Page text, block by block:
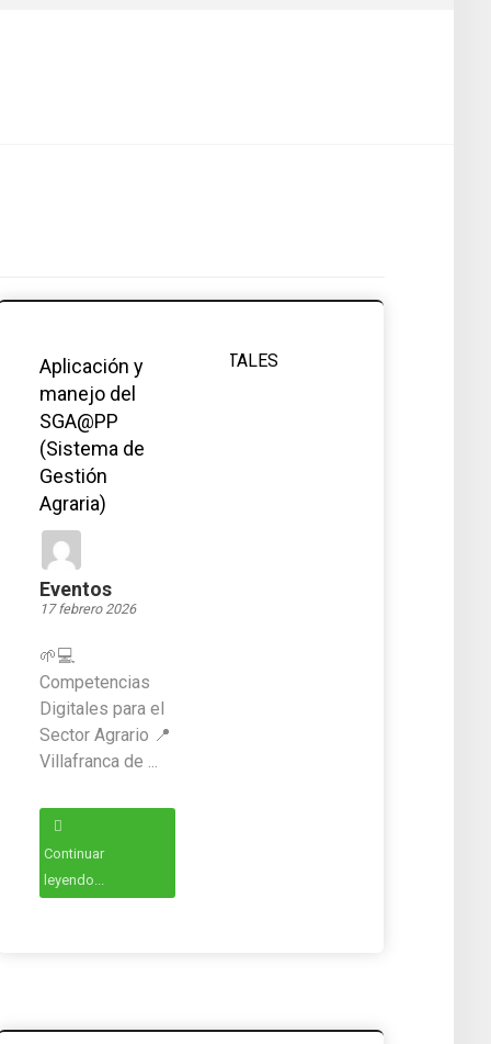
Aplicación y
manejo del
SGA@PP
(Sistema de
Gestión
Agraria)
Eventos
17 febrero 2026
🌱💻
Competencias
Digitales para el
Sector Agrario 📍
Villafranca de ...
Continuar
leyendo...